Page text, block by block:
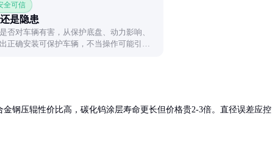
全可信
是隐患
否对车辆有害，从保护底盘、动力影响、
正确安装可保护车辆，不当操作可能引发
钢压辊性价比高，碳化钨涂层寿命更长但价格贵2-3倍。直径误差应控